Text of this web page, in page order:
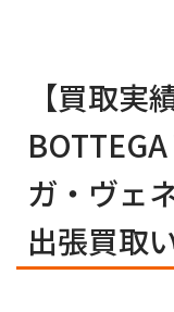
【買取実
ガ・ヴェ
出張買取